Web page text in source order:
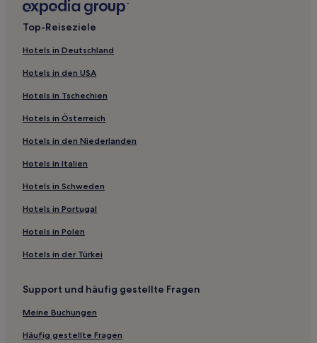
Günstige in Vilar da Veiga
Günstige in Guimarães
Business in Terras de Bouro
Hotels mit inbegriffenem Frühstück in Braga Bezirk
Familien in Vila Verde
Rio Caldo Hotels
Tebosa Hotels
Maximinos Hotels
Lago Hotels
São Pedro Hotels
Espinho Hotels
Fiscal Hotels
São Miguel Hotels
Top-Reiseziele
Hotels in Deutschland
Hotels in den USA
Hotels in Tschechien
Hotels in Österreich
Hotels in den Niederlanden
Hotels in Italien
Hotels in Schweden
Hotels in Portugal
Hotels in Polen
Hotels in der Türkei
Support und häufig gestellte Fragen
Meine Buchungen
Häufig gestellte Fragen